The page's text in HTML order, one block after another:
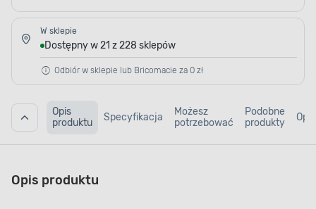
W sklepie
Dostępny w 21 z 228 sklepów
Odbiór w sklepie lub Bricomacie za 0 zł
Opis
produktu
Specyfikacja
Możesz
potrzebować
Podobne
produkty
Opis produktu